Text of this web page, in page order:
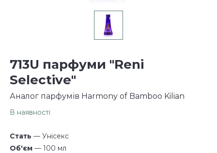
713U парфуми "Reni
Selective"
Аналог парфумів Harmony of Bamboo Kilian
В наявності
Стать
— Унісекс
Об'єм
— 100 мл